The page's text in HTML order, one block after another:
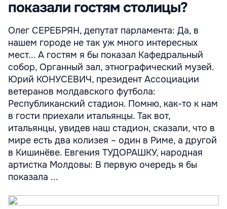
показали гостям столицы?
Олег СЕРЕБРЯН, депутат парламента: Да, в
нашем городе не так уж много интересных
мест... А гостям я бы показал Кафедральный
собор, Органный зал, этнографический музей.
Юрий КОНУСЕВИЧ, президент Ассоциации
ветеранов молдавского футбола:
Республиканский стадион. Помню, как-то к нам
в гости приехали итальянцы. Так вот,
итальянцы, увидев наш стадион, сказали, что в
мире есть два колизея – один в Риме, а другой
в Кишинёве. Евгения ТУДОРАШКУ, народная
артистка Молдовы: В первую очередь я бы
показала ...